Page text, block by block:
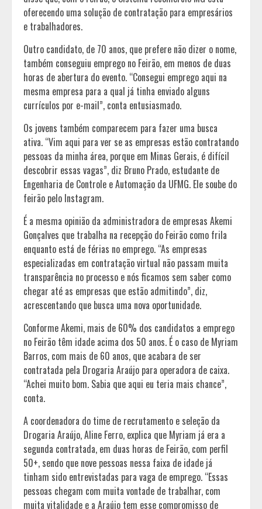
oferecendo uma solução de contratação para empresários
e trabalhadores.
Outro candidato, de 70 anos, que prefere não dizer o nome,
também conseguiu emprego no Feirão, em menos de duas
horas de abertura do evento. “Consegui emprego aqui na
mesma empresa para a qual já tinha enviado alguns
currículos por e-mail”, conta entusiasmado.
Os jovens também comparecem para fazer uma busca
ativa. “Vim aqui para ver se as empresas estão contratando
pessoas da minha área, porque em Minas Gerais, é difícil
descobrir essas vagas”, diz Bruno Prado, estudante de
Engenharia de Controle e Automação da UFMG. Ele soube do
feirão pelo Instagram.
É a mesma opinião da administradora de empresas Akemi
Gonçalves que trabalha na recepção do Feirão como frila
enquanto está de férias no emprego. “As empresas
especializadas em contratação virtual não passam muita
transparência no processo e nós ficamos sem saber como
chegar até as empresas que estão admitindo”, diz,
acrescentando que busca uma nova oportunidade.
Conforme Akemi, mais de 60% dos candidatos a emprego
no Feirão têm idade acima dos 50 anos. É o caso de Myriam
Barros, com mais de 60 anos, que acabara de ser
contratada pela Drogaria Araújo para operadora de caixa.
“Achei muito bom. Sabia que aqui eu teria mais chance”,
conta.
A coordenadora do time de recrutamento e seleção da
Drogaria Araújo, Aline Ferro, explica que Myriam já era a
segunda contratada, em duas horas de Feirão, com perfil
50+, sendo que nove pessoas nessa faixa de idade já
tinham sido entrevistadas para vaga de emprego. “Essas
pessoas chegam com muita vontade de trabalhar, com
muita vitalidade e a Araújo tem esse compromisso de